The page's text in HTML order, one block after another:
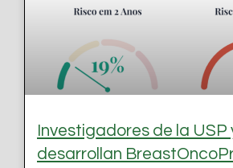
Investigadores de la USP
desarrollan